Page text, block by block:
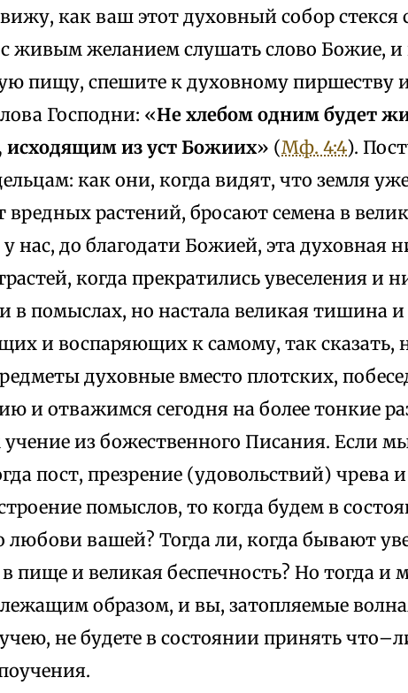
как ваш этот духовный собор стекся
живым желанием слушать слово Божие, и
пищу, спешите к духовному пиршеству
Господни: «Не хлебом одним будет
исходящим из уст Божиих» (Мф. 4:4).
как они, когда видят, что земля
вредных растений, бросают семена в
нас, до благодати Божией, эта духовная
когда прекратились увеселения и
в помыслах, но настала великая тишина и
и воспаряющих к самому, так сказать,
духовные вместо плотских,
и отважимся сегодня на более тонкие
из божественного Писания. Если
пост, презрение (удовольствий) чрева
помыслов, то когда будем в
любови вашей? Тогда ли, когда бывают
пище и великая беспечность? Но тогда
образом, и вы, затопляемые
не будете в состоянии принять